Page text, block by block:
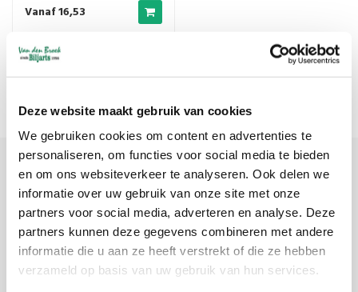
Deze website maakt gebruik van cookies
We gebruiken cookies om content en advertenties te
personaliseren, om functies voor social media te bieden
en om ons websiteverkeer te analyseren. Ook delen we
informatie over uw gebruik van onze site met onze
partners voor social media, adverteren en analyse. Deze
partners kunnen deze gegevens combineren met andere
informatie die u aan ze heeft verstrekt of die ze hebben
verzameld op basis van uw gebruik van hun services.
Vanaf 16,53
Sign up for our newsletter
Get the latest updates, news and product offers via email